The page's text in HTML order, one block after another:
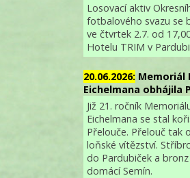
Losovací aktiv
fotbalového svazu se
ve čtvrtek 2.7. od
Hotelu TRIM v
20.06.2026: Memoriál
Eichelmana obhájila
Již 21. ročník
Eichelmana se stal
Přelouče. Přelouč tak
loňské vítězství.
do Pardubiček a
domácí Semín.